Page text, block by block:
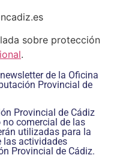
sobre protección
.
de la Oficina
Provincial de
Provincial de Cádiz
comercial de las
utilizadas para la
las actividades
Provincial de Cádiz.